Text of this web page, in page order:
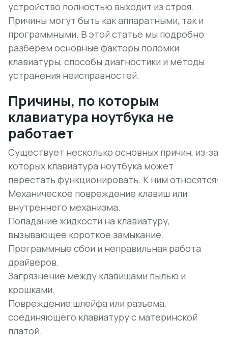
устройство полностью выходит из строя.
Причины могут быть как аппаратными, так и
программными. В этой статье мы подробно
разберём основные факторы поломки
клавиатуры, способы диагностики и методы
устранения неисправностей.
Причины, по которым
клавиатура ноутбука не
работает
Существует несколько основных причин, из-за
которых клавиатура ноутбука может
перестать функционировать. К ним относятся:
Механическое повреждение клавиш или
внутреннего механизма.
Попадание жидкости на клавиатуру,
вызывающее короткое замыкание.
Программные сбои и неправильная работа
драйверов.
Загрязнение между клавишами пылью и
крошками.
Повреждение шлейфа или разъема,
соединяющего клавиатуру с материнской
платой.